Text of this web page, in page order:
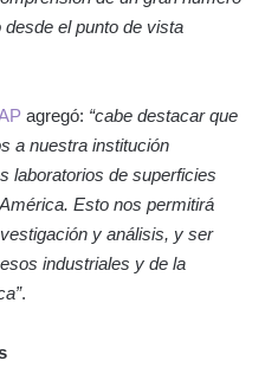
el punto de vista
agregó: “cabe destacar que
a nuestra institución
laboratorios de superficies
Esto nos permitirá
y análisis, y ser
industriales y de la
.